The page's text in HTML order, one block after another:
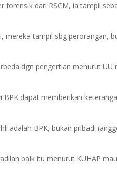
forensik dari RSCM, ia tampil
mereka tampil sbg perorangan,
dgn pengertian menurut
BPK dapat memberikan
adalah BPK, bukan pribadi
baik itu menurut KUHAP